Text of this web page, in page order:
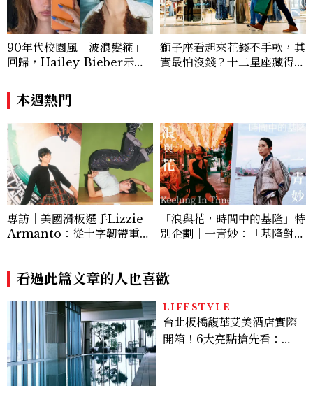
90年代校園風「波浪髮箍」
回歸，Hailey Bieber示範
u髮箍未開賣先爆紅！
獅子座看起來花錢不手軟，其
實最怕沒錢？十二星座藏得最
本週熱門
專訪｜美國滑板選手Lizzie
Armanto：從十字韌帶重建
「浪與花，時間中的基隆」特
別企劃｜一青妙：「基隆對我
看過此篇文章的人也喜歡
LIFESTYLE
台北板橋馥華艾美酒店實際
開箱！6大亮點搶先看：新